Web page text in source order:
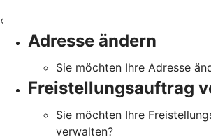
‹
Adresse ändern
Sie möchten Ihre Adresse
Freistellungsauftrag
Sie möchten Ihre
verwalten?